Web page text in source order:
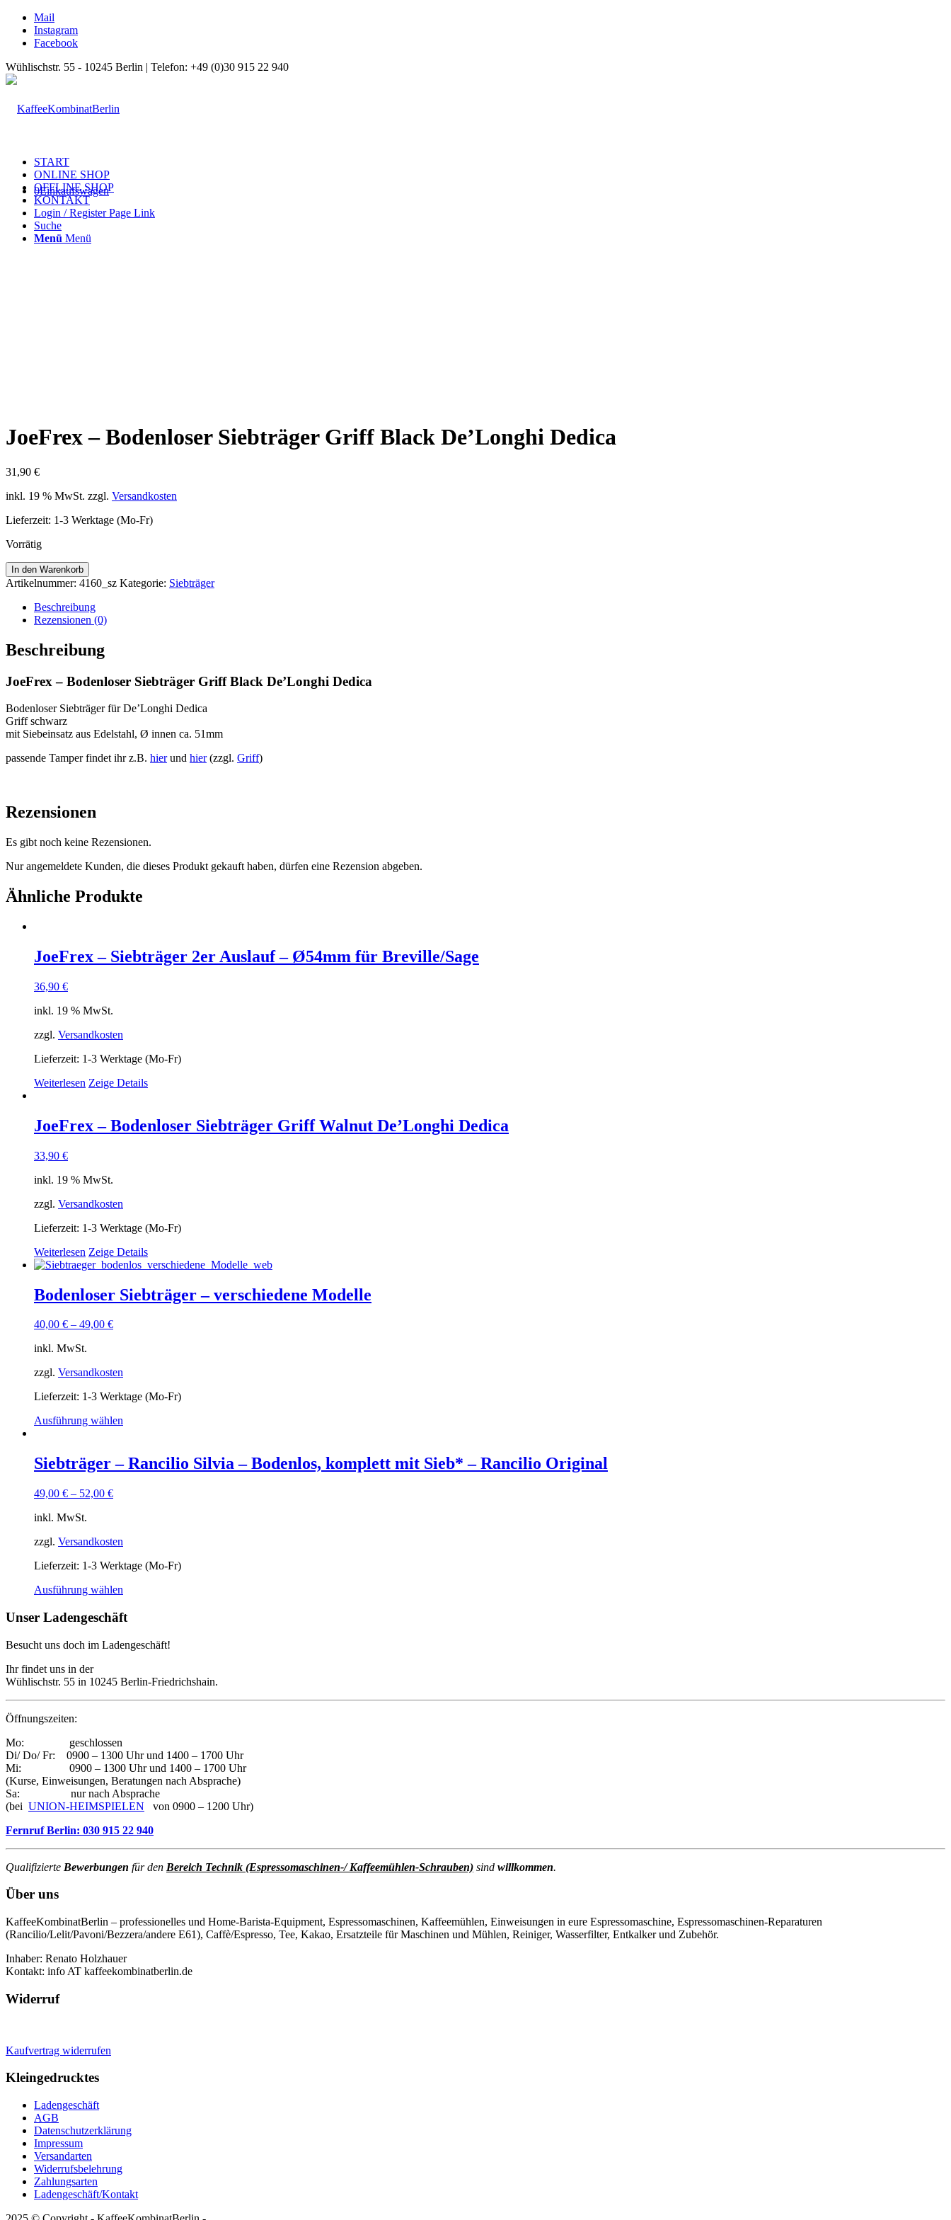
Mail
Instagram
Facebook
Wühlischstr. 55 - 10245 Berlin | Telefon: +49 (0)30 915 22 940
0Einkaufswagen
START
ONLINE SHOP
OFFLINE SHOP
KONTAKT
Login / Register Page Link
Suche
Menü Menü
JoeFrex – Bodenloser Siebträger Griff Black De’Longhi Dedica
31,90 €
inkl. 19 % MwSt. zzgl. Versandkosten
Lieferzeit: 1-3 Werktage (Mo-Fr)
Vorrätig
JoeFrex
-
Siebträger
Griff
De'Longhi
Dedica
In den Warenkorb
Artikelnummer: 4160_sz Kategorie: Siebträger
Beschreibung
Rezensionen (0)
Beschreibung
JoeFrex – Bodenloser Siebträger Griff Black De’Longhi Dedica
Bodenloser Siebträger für De’Longhi Dedica
Griff schwarz
mit Siebeinsatz aus Edelstahl, Ø innen ca. 51mm
passende Tamper findet ihr z.B. hierund hier(zzgl. Griff)
Rezensionen
Es gibt noch keine Rezensionen.
Nur angemeldete Kunden, die dieses Produkt gekauft haben, dürfen eine Rezension abgeben.
Ähnliche Produkte
JoeFrex – Siebträger 2er Auslauf – Ø54mm für Breville/Sage
36,90 €
inkl. 19 % MwSt.
zzgl. Versandkosten
Lieferzeit: 1-3 Werktage (Mo-Fr)
Weiterlesen Zeige Details
JoeFrex – Bodenloser Siebträger Griff Walnut De’Longhi Dedica
33,90 €
inkl. 19 % MwSt.
zzgl. Versandkosten
Lieferzeit: 1-3 Werktage (Mo-Fr)
Weiterlesen Zeige Details
Bodenloser Siebträger – verschiedene Modelle
40,00 € – 49,00 €
inkl. MwSt.
zzgl. Versandkosten
Lieferzeit: 1-3 Werktage (Mo-Fr)
Ausführung wählen
mehrere
Varianten
der
Produktseite
gewählt
Siebträger – Rancilio Silvia – Bodenlos, komplett mit Sieb* – Rancilio Original
49,00 € – 52,00 €
inkl. MwSt.
zzgl. Versandkosten
Lieferzeit: 1-3 Werktage (Mo-Fr)
Ausführung wählen
weist
Varianten
auf.
Optionen
auf
werden
Unser Ladengeschäft
Besucht uns doch im Ladengeschäft!
Ihr findet uns in der
Wühlischstr. 55 in 10245 Berlin-Friedrichshain.
Öffnungszeiten:
Mo: geschlossen
Di/ Do/ Fr: 0900 – 1300 Uhr und 1400 – 1700 Uhr
Mi: 0900 – 1300 Uhr und 1400 – 1700 Uhr
(Kurse, Einweisungen, Beratungen nach Absprache)
Sa: nur nach Absprache
(bei UNION-HEIMSPIELEN von 0900 – 1200 Uhr)
Fernruf Berlin: 030 915 22 940
Qualifizierte Bewerbungen für den Bereich Technik (Espressomaschinen-/ Kaffeemühlen-Schrauben) sind willkommen.
Über uns
KaffeeKombinatBerlin – professionelles und Home-Barista-Equipment, Espressomaschinen, Kaffeemühlen, Einweisungen in eure Espressomaschine, Espressomaschinen-Reparaturen
(Rancilio/Lelit/Pavoni/Bezzera/andere E61), Caffè/Espresso, Tee, Kakao, Ersatzteile für Maschinen und Mühlen, Reiniger, Wasserfilter, Entkalker und Zubehör.
Inhaber: Renato Holzhauer
Kontakt: info AT kaffeekombinatberlin.de
Widerruf
Kaufvertrag widerrufen
Kleingedrucktes
Ladengeschäft
AGB
Datenschutzerklärung
Impressum
Versandarten
Widerrufsbelehrung
Zahlungsarten
Ladengeschäft/Kontakt